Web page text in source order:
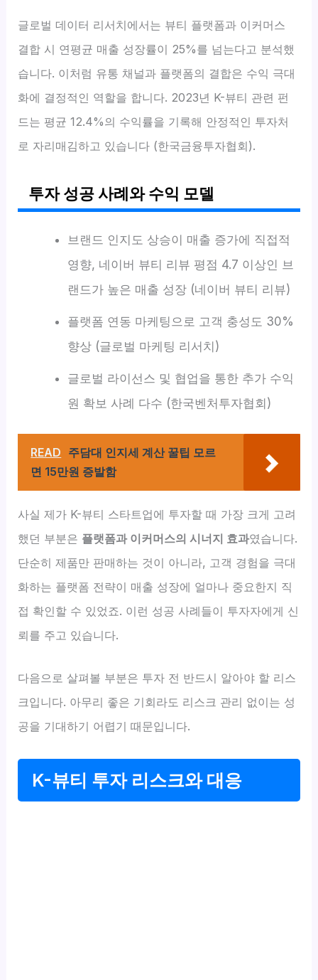
글로벌 데이터 리서치에서는 뷰티 플랫폼과 이커머스
결합 시 연평균 매출 성장률이 25%를 넘는다고 분석했
습니다. 이처럼 유통 채널과 플랫폼의 결합은 수익 극대
화에 결정적인 역할을 합니다. 2023년 K-뷰티 관련 펀
드는 평균 12.4%의 수익률을 기록해 안정적인 투자처
로 자리매김하고 있습니다 (한국금융투자협회).
투자 성공 사례와 수익 모델
브랜드 인지도 상승이 매출 증가에 직접적
영향, 네이버 뷰티 리뷰 평점 4.7 이상인 브
랜드가 높은 매출 성장 (네이버 뷰티 리뷰)
플랫폼 연동 마케팅으로 고객 충성도 30%
향상 (글로벌 마케팅 리서치)
글로벌 라이선스 및 협업을 통한 추가 수익
원 확보 사례 다수 (한국벤처투자협회)
READ 주담대 인지세 계산 꿀팁 모르
면 15만원 증발함
사실 제가 K-뷰티 스타트업에 투자할 때 가장 크게 고려
했던 부분은 플랫폼과 이커머스의 시너지 효과였습니다.
단순히 제품만 판매하는 것이 아니라, 고객 경험을 극대
화하는 플랫폼 전략이 매출 성장에 얼마나 중요한지 직
접 확인할 수 있었죠. 이런 성공 사례들이 투자자에게 신
뢰를 주고 있습니다.
다음으로 살펴볼 부분은 투자 전 반드시 알아야 할 리스
크입니다. 아무리 좋은 기회라도 리스크 관리 없이는 성
공을 기대하기 어렵기 때문입니다.
K-뷰티 투자 리스크와 대응